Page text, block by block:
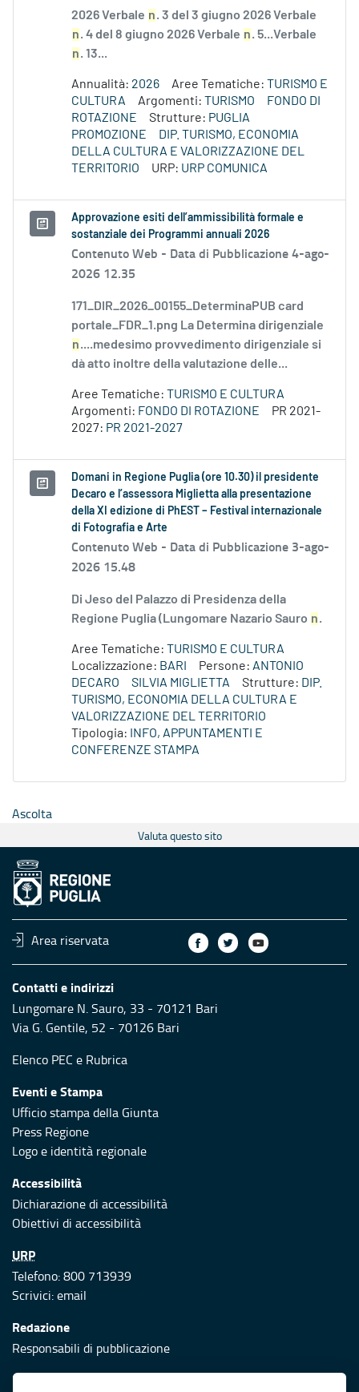
2026 Verbale n. 3 del 3 giugno 2026 Verbale
n. 4 del 8 giugno 2026 Verbale n. 5...Verbale
n. 13...
Annualità: 2026 Aree Tematiche: TURISMO E
CULTURA
Argomenti: TURISMO
FONDO DI
ROTAZIONE
Strutture: PUGLIA
PROMOZIONE
DIP. TURISMO, ECONOMIA
DELLA CULTURA E VALORIZZAZIONE DEL
TERRITORIO
URP: URP COMUNICA
Approvazione esiti dell’ammissibilità formale e
sostanziale dei Programmi annuali 2026
Contenuto Web - Data di Pubblicazione 4-ago-
2026 12.35
171_DIR_2026_00155_DeterminaPUB card
portale_FDR_1.png La Determina dirigenziale
n....medesimo provvedimento dirigenziale si
dà atto inoltre della valutazione delle...
Aree Tematiche: TURISMO E CULTURA
Argomenti: FONDO DI ROTAZIONE
PR 2021-
2027: PR 2021-2027
Domani in Regione Puglia (ore 10.30) il presidente
Decaro e l’assessora Miglietta alla presentazione
della XI edizione di PhEST – Festival internazionale
di Fotografia e Arte
Contenuto Web - Data di Pubblicazione 3-ago-
2026 15.48
Di Jeso del Palazzo di Presidenza della
Regione Puglia (Lungomare Nazario Sauro n.
Aree Tematiche: TURISMO E CULTURA
Localizzazione: BARI Persone: ANTONIO
DECARO
SILVIA MIGLIETTA Strutture: DIP.
TURISMO, ECONOMIA DELLA CULTURA E
VALORIZZAZIONE DEL TERRITORIO
Tipologia:
INFO, APPUNTAMENTI E
CONFERENZE STAMPA
Ascolta
Valuta questo sito
Area riservata
Contatti e indirizzi
Lungomare N. Sauro, 33 - 70121 Bari
Via G. Gentile, 52 - 70126 Bari
Elenco PEC e Rubrica
Eventi e Stampa
Ufficio stampa della Giunta
Press Regione
Logo e identità regionale
Accessibilità
Dichiarazione di accessibilità
Obiettivi di accessibilità
URP
Telefono: 800 713939
Scrivici:email
Redazione
Responsabili di pubblicazione
Protezione civile